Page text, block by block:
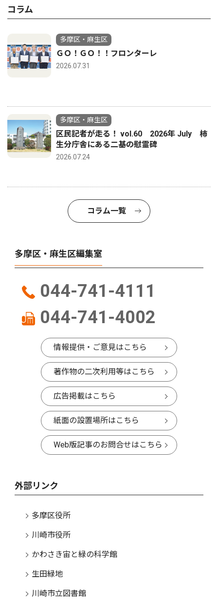
コラム
多摩区・麻生区
ＧＯ！ＧＯ！！フロンターレ
2026.07.31
多摩区・麻生区
区民記者が走る！ vol.60 2026年 July 柿
生分庁舎にある二基の慰霊碑
2026.07.24
コラム一覧
多摩区・麻生区編集室
044-741-4111
044-741-4002
情報提供・ご意見はこちら
著作物の二次利用等はこちら
広告掲載はこちら
紙面の設置場所はこちら
Web版記事のお問合せはこちら
外部リンク
多摩区役所
川崎市役所
かわさき宙と緑の科学館
生田緑地
川崎市立図書館